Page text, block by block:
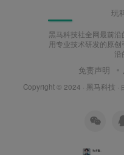
玩
黑马科技社全网最前
用专业技术研发的原
沿
免责声明
Copyright © 2024 · 黑马科技 ·